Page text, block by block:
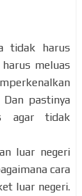
tidak harus
meluas
pastinya
agar tidak
luar negeri
cara
luar negeri.